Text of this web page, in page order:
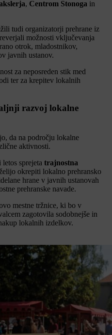
, Centrom Stonoga in
tudi organizatorji prehrane iz
možnosti vključevanja
otrok, mladostnikov,
javnih ustanov.
za neposreden stik med
ter za krepitev lokalnih
razvoj lokalne
da na področju lokalne
aktivnosti.
sprejeta trajnostna
okrepiti lokalno prehransko
hrane v javnih ustanovah
prehranske navade.
mestne tržnice, ki bo v
zagotovila sodobnejše in
lokalnih izdelkov.